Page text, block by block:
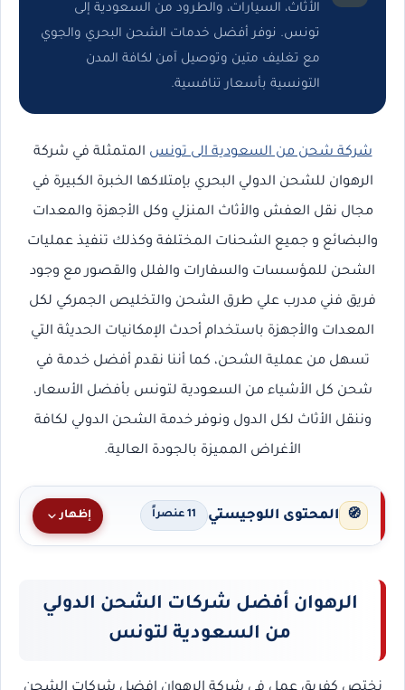
الأثاث، السيارات، والطرود من السعودية إلى
تونس. نوفر أفضل خدمات الشحن البحري والجوي
مع تغليف متين وتوصيل آمن لكافة المدن
التونسية بأسعار تنافسية.
شركة شحن من السعودية الى تونس المتمثلة في شركة
الرهوان للشحن الدولي البحري بإمتلاكها الخبرة الكبيرة في
مجال نقل العفش والأثاث المنزلي وكل الأجهزة والمعدات
والبضائع و جميع الشحنات المختلفة وكذلك تنفيذ عمليات
الشحن للمؤسسات والسفارات والفلل والقصور مع وجود
فريق فني مدرب علي طرق الشحن والتخليص الجمركي لكل
المعدات والأجهزة باستخدام أحدث الإمكانيات الحديثة التي
تسهل من عملية الشحن، كما أننا نقدم أفضل خدمة في
شحن كل الأشياء من السعودية لتونس بأفضل الأسعار،
وننقل الأثاث لكل الدول ونوفر خدمة الشحن الدولي لكافة
الأغراض المميزة بالجودة العالية.
🧭 المحتوى اللوجيستي 11 عنصراً إظهار
الرهوان أفضل شركات الشحن الدولي
من السعودية لتونس